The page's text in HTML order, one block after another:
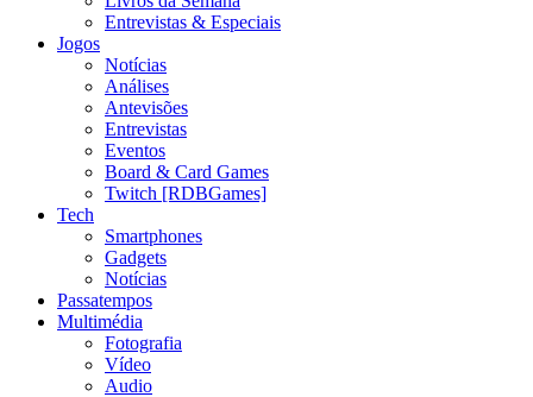
Entrevistas & Especiais
Jogos
Notícias
Análises
Antevisões
Entrevistas
Eventos
Board & Card Games
Twitch [RDBGames]
Tech
Smartphones
Gadgets
Notícias
Passatempos
Multimédia
Fotografia
Vídeo
Audio